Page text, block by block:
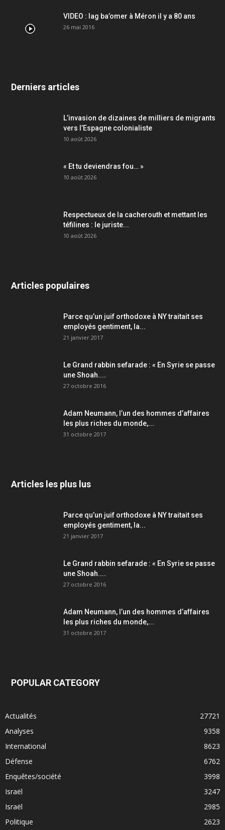
VIDEO : lag ba’omer à Méron il y a 80 ans
26 mai 2016
Derniers articles
L’invasion de dizaines de milliers de migrants
vers l’Espagne colonialiste
10 août 2026
« Et tu deviendras fou… »
10 août 2026
Respectueux de la cacherouth et mettant les
téfilines : le juriste...
10 août 2026
Articles populaires
Parce qu’un juif orthodoxe à NY traitait ses
employés gentiment, la...
21 janvier 2017
Le Grand rabbin sefarade : « En Syrie se passe
une Shoah....
27 octobre 2016
Adam Neumann, l’un des hommes d’affaires
les plus riches du monde,...
31 octobre 2017
Articles les plus lus
Parce qu’un juif orthodoxe à NY traitait ses
employés gentiment, la...
21 janvier 2017
Le Grand rabbin sefarade : « En Syrie se passe
une Shoah....
27 octobre 2016
Adam Neumann, l’un des hommes d’affaires
les plus riches du monde,...
31 octobre 2017
POPULAR CATEGORY
Actualités
27721
Analyses
9358
International
8623
Défense
6762
Enquêtes/société
3998
Israël
3247
Israël
2985
Politique
2623